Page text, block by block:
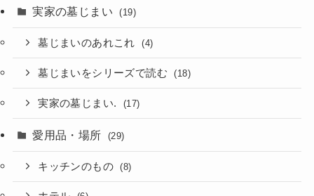
実家の墓じまい (19)
墓じまいのあれこれ (4)
墓じまいをシリーズで読む (18)
実家の墓じまい. (17)
愛用品・場所 (29)
キッチンのもの (8)